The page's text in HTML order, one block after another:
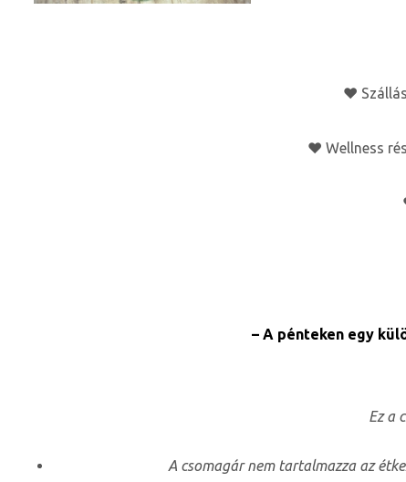
♥
♥ Wellness
– A pénteken egy
Ez a
A csomagár nem tartalmazza az